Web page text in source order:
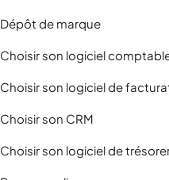
Dépôt de marque
Choisir son logiciel
Choisir son logiciel de
Choisir son CRM
Choisir son logiciel de